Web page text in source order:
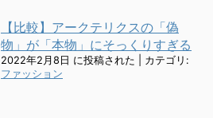
【比較】アークテリクスの「偽
物」が「本物」にそっくりすぎる
2022年2月8日 に投稿された
カテゴリ:
ファッション